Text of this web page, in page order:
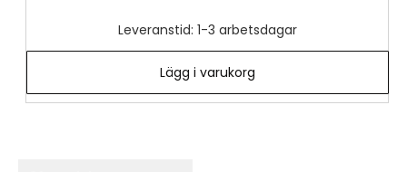
Leveranstid: 1-3 arbetsdagar
Lägg i varukorg